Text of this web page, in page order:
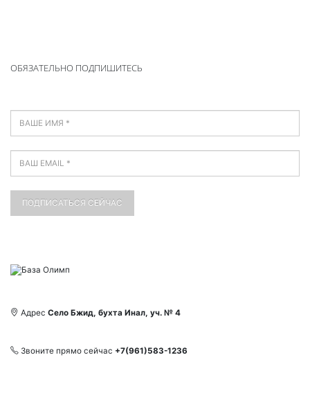
ОБЯЗАТЕЛЬНО ПОДПИШИТЕСЬ
Адрес Село Бжид, бухта Инал, уч. № 4
Звоните прямо сейчас +7(961)583-1236